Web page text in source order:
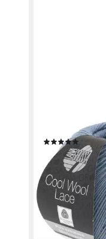
Cool Wool
6,50 €
(130,00 €/ 1 kg)
lieferbar - in 3-4